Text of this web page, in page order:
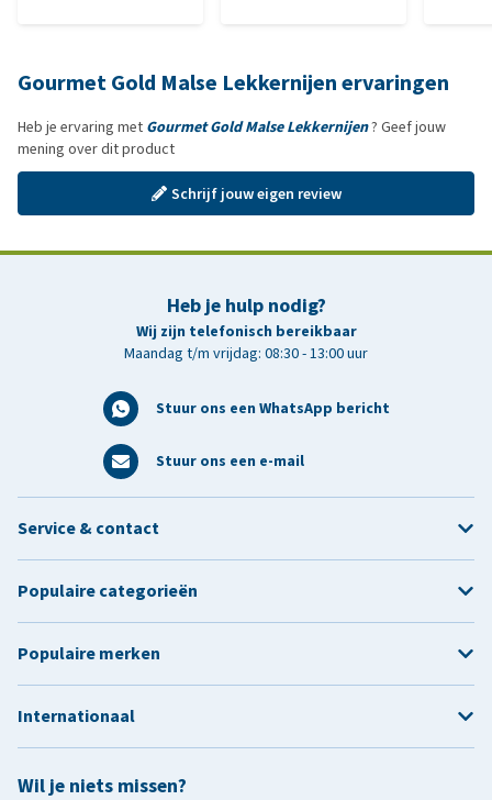
Gourmet Gold Malse Lekkernijen ervaringen
Heb je ervaring met Gourmet Gold Malse Lekkernijen? Geef jouw
mening over dit product
Schrijf jouw eigen review
Heb je hulp nodig?
Wij zijn telefonisch bereikbaar
Maandag t/m vrijdag: 08:30 - 13:00 uur
Stuur ons een WhatsApp bericht
Stuur ons een e-mail
Wil je niets missen?
Service & contact
Populaire categorieën
Populaire merken
Internationaal